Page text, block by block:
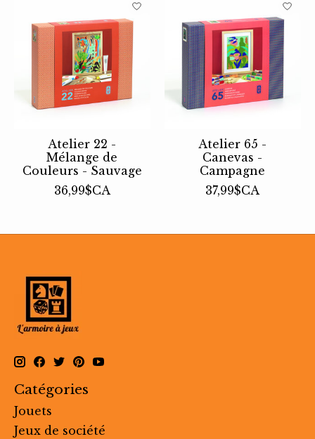
Atelier 22 -
Mélange de
Couleurs - Sauvage
36,99$CA
Atelier 65 -
Canevas -
Campagne
37,99$CA
Catégories
Jouets
Jeux de société